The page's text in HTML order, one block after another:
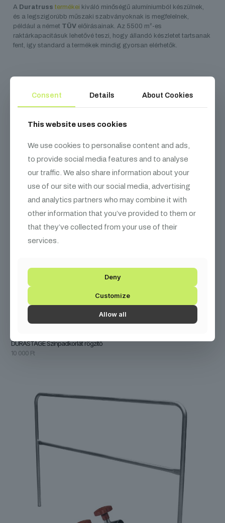
A Duratruss termékei kiváló minőségű alumíniumból készülnek,
és a legszigorúbb műszaki szabványoknak is megfelelnek,
például a német TÜV előírásainak. Az 5500 m²-es
raktárkapacitásuk lehetővé teszi, hogy állandó készletet tartsanak
fent, így standard a termékek mindig gyorsan elérhetők.
Kapcsolódótermékek
DURASTAGE Színpadkorlát rögzítő
10 000 Ft
Consent Details About Cookies
This website uses cookies
We use cookies to personalise content and ads,
to provide social media features and to analyse
our traffic. We also share information about your
use of our site with our social media, advertising
and analytics partners who may combine it with
other information that you’ve provided to them or
that they’ve collected from your use of their
services.
Deny
Customize
Allow all